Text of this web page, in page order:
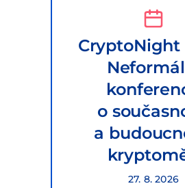
CryptoNight
o
a
27. 8. 2026